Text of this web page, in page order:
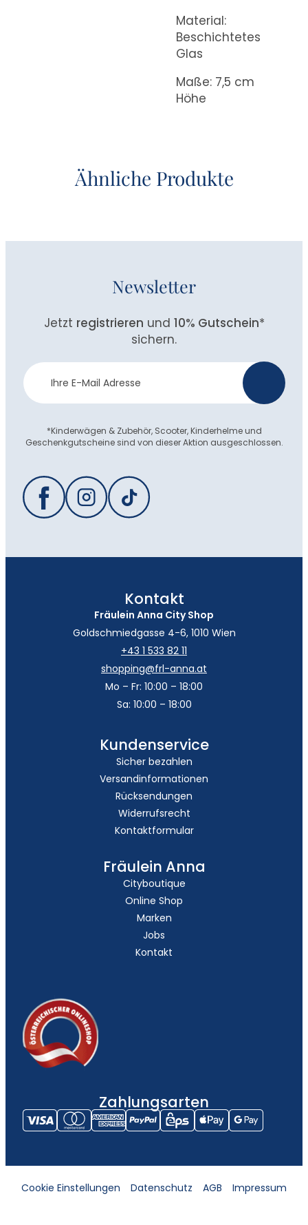
Material:
Beschichtetes
Glas
Maße: 7,5 cm
Höhe
Ähnliche Produkte
Newsletter
Jetzt registrieren und 10% Gutschein*
sichern.
Newsletter
Anmeldung
*Kinderwägen & Zubehör, Scooter, Kinderhelme und
Geschenkgutscheine sind von dieser Aktion ausgeschlossen.
Kontakt
Fräulein Anna City Shop
Goldschmiedgasse 4-6, 1010 Wien
+43 1 533 82 11
shopping@frl-anna.at
Mo – Fr: 10:00 – 18:00
Sa: 10:00 – 18:00
Kundenservice
Sicher bezahlen
Versandinformationen
Rücksendungen
Widerrufsrecht
Kontaktformular
Fräulein Anna
Cityboutique
Online Shop
Marken
Jobs
Kontakt
Zahlungsarten
Cookie Einstellungen Datenschutz AGB Impressum